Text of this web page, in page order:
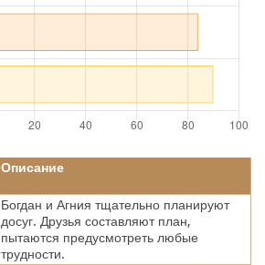
Описание
Богдан и Агния тщательно планируют
досуг. Друзья составляют план,
пытаются предусмотреть любые
трудности.